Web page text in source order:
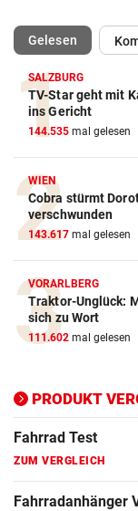
Gelesen
SALZBURG
TV-Star geht mit
ins Gericht
144.535 mal gelesen
WIEN
Cobra stürmt
verschwunden
143.617 mal gelesen
VORARLBERG
Traktor-Unglück:
sich zu Wort
111.602 mal gelesen
PRODUKT
Action-Cam
ZUM VERGLEICH
Crosstrainer
ZUM VERGLEICH
E-Bike Vergleich
ZUM VERGLEICH
Elektro-Scooter
ZUM VERGLEICH
ZUM VERGLEICH
Fahrrad Test
ZUM VERGLEICH
Fahrradanhänger